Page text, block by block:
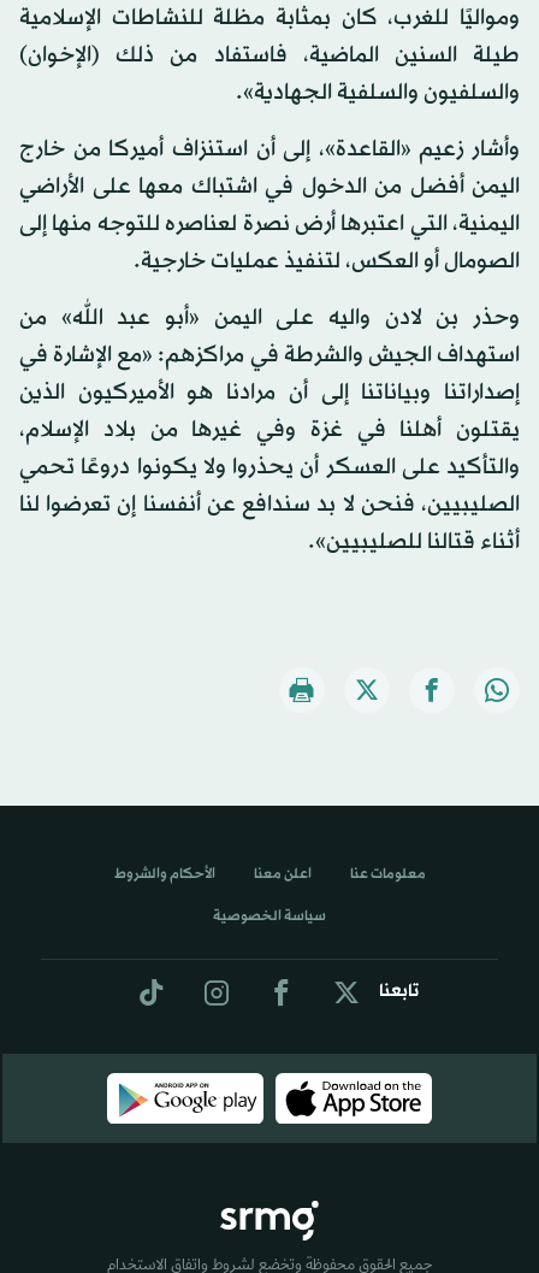
ومواليًا للغرب، كان بمثابة مظلة للنشاطات الإسلامية
طيلة السنين الماضية، فاستفاد من ذلك (الإخوان)
والسلفيون والسلفية الجهادية».
وأشار زعيم «القاعدة»، إلى أن استنزاف أميركا من خارج
اليمن أفضل من الدخول في اشتباك معها على الأراضي
اليمنية، التي اعتبرها أرض نصرة لعناصره للتوجه منها إلى
الصومال أو العكس، لتنفيذ عمليات خارجية.
وحذر بن لادن واليه على اليمن «أبو عبد الله» من
استهداف الجيش والشرطة في مراكزهم: «مع الإشارة في
إصداراتنا وبياناتنا إلى أن مرادنا هو الأميركيون الذين
يقتلون أهلنا في غزة وفي غيرها من بلاد الإسلام،
والتأكيد على العسكر أن يحذروا ولا يكونوا دروعًا تحمي
الصليبيين، فنحن لا بد سندافع عن أنفسنا إن تعرضوا لنا
أثناء قتالنا للصليبيين».
تابعنا
معلومات عنا اعلن معنا الأحكام والشروط
سياسة الخصوصية
جميع الحقوق محفوظة وتخضع لشروط واتفاق الاستخدام